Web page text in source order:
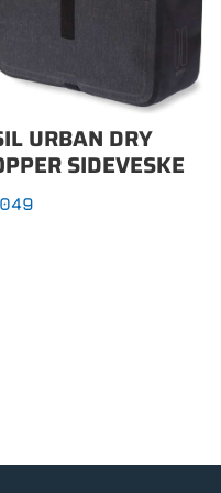
URBAN DRY
SIDEVESKE